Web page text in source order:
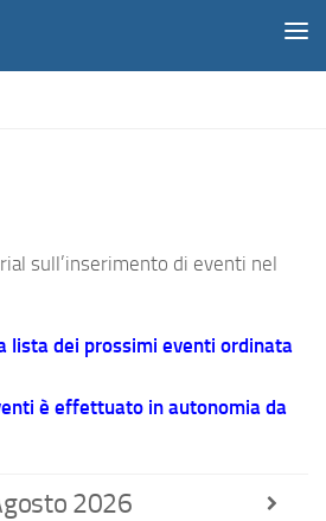
sull’inserimento di eventi nel
dei prossimi eventi ordinata
è effettuato in autonomia da
2026